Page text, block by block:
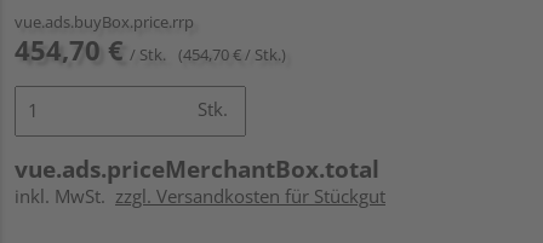
vue.ads.buyBox.price.rrp
454,70 € / Stk. (454,70 € / Stk.)
Stk.
vue.ads.priceMerchantBox.total
inkl. MwSt. zzgl. Versandkosten für Stückgut